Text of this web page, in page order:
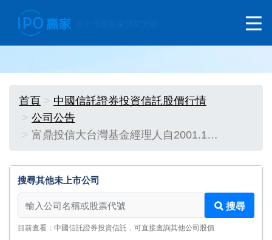
首頁
中國信託證券投資信託股價行情
公司公告
富鼎投信大台灣基金經理人自2001.1…
搜尋其他未上市公司
搜尋其他未上市公司
搜尋
目前查看：中國信託證券投資信託，可直接查詢其他公司股價